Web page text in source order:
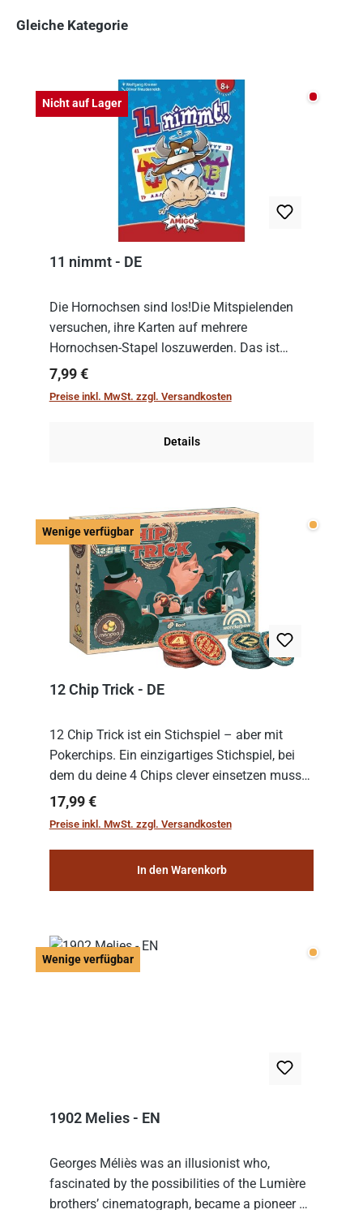
Gleiche Kategorie
Nicht auf Lager Nicht
11 nimmt - DE
Die Hornochsen sind los!Die Mitspielenden
versuchen, ihre Karten auf mehrere
Hornochsen-Stapel loszuwerden. Das ist
kniffliger als gedacht, denn die Differenz
zwischen ausgespielter Karte und der
Regulärer Preis:
7,99 €
Preise inkl. MwSt. zzgl. Versandkosten
Details
Wenige verfügbar Wenige
12 Chip Trick - DE
12 Chip Trick ist ein Stichspiel – aber mit
Pokerchips. Ein einzigartiges Stichspiel, bei
dem du deine 4 Chips clever einsetzen musst.
Wer die Chips mit dem höchsten Gesamtwert
hat, gewinnt die Runde. Aber Vorsicht: D...
Regulärer Preis:
17,99 €
Preise inkl. MwSt. zzgl. Versandkosten
In den Warenkorb
Wenige verfügbar Wenige
1902 Melies - EN
Georges Méliès was an illusionist who,
fascinated by the possibilities of the Lumière
brothers’ cinematograph, became a pioneer of